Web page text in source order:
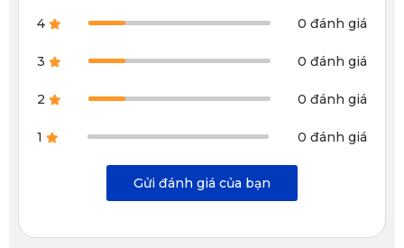
hoạt động.
4 0 đánh giá
3 0 đánh giá
2 0 đánh giá
1 0 đánh giá
Gửi đánh giá của bạn